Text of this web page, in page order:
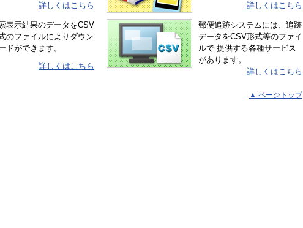
詳しくはこちら 詳しくはこちら
表示結果のデータをCSV
のファイルによりダウン
ドができます。
詳しくはこちら
郵便追跡システムには、追跡
データをCSV形式等のファイ
ルで 提供する各種サービス
があります。
詳しくはこちら
▲ ページトップ